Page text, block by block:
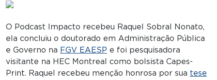
O Podcast Impacto recebeu Raquel Sobral Nonato,
ela concluiu o doutorado em Administração Pública
e Governo na FGV EAESP e foi pesquisadora
visitante na HEC Montreal como bolsista Capes-
Print. Raquel recebeu menção honrosa por sua tese